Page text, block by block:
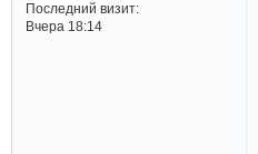
Последний визит:
Вчера 18:14